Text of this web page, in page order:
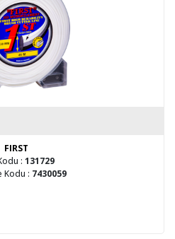
FIRST
: 131729
Kodu : 7430059